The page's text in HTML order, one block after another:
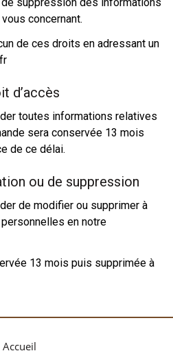
concernant.
de ces droits en adressant un
d’accès
toutes informations relatives
sera conservée 13 mois
de ce délai.
ou de suppression
de modifier ou supprimer à
en notre
13 mois puis supprimée à
Accueil